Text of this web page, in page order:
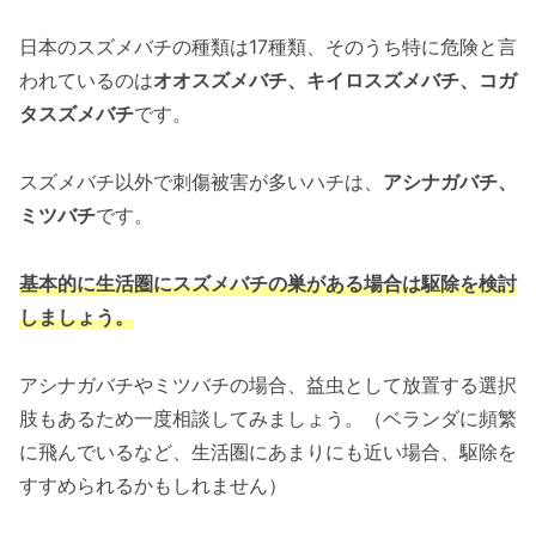
日本のスズメバチの種類は17種類、そのうち特に危険と言
われているのはオオスズメバチ、キイロスズメバチ、コガ
タスズメバチです。
スズメバチ以外で刺傷被害が多いハチは、 アシナガバチ、
ミツバチです。
基本的に生活圏にスズメバチの巣がある場合は駆除を検討
しましょう。
アシナガバチやミツバチの場合、益虫として放置する選択
肢もあるため一度相談してみましょう。（ベランダに頻繁
に飛んでいるなど、生活圏にあまりにも近い場合、駆除を
すすめられるかもしれません）